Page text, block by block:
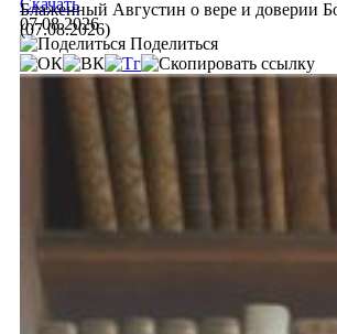
Блаженный Августин о вере и доверии
(07.08.2026)
07.08.2026
Поделиться